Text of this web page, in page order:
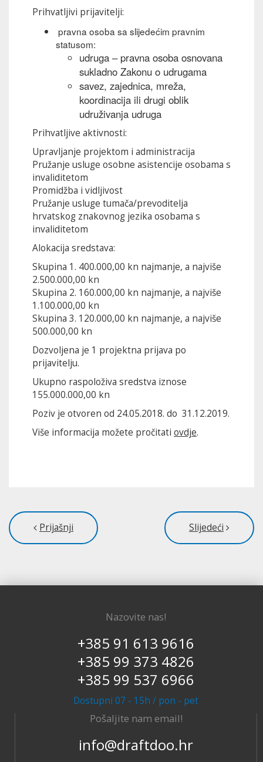
Prihvatljivi prijavitelji:
pravna osoba sa slijedećim pravnim
statusom:
udruga – pravna osoba osnovana
sukladno Zakonu o udrugama
savez, zajednica, mreža,
koordinacija ili drugi oblik
udruživanja udruga
Prihvatljive aktivnosti:
Upravljanje projektom i administracija
Pružanje usluge osobne asistencije osobama s
invaliditetom
Promidžba i vidljivost
Pružanje usluge tumača/prevoditelja
hrvatskog znakovnog jezika osobama s
invaliditetom
Alokacija sredstava:
Skupina 1. 400.000,00 kn najmanje, a najviše
2.500.000,00 kn
Skupina 2. 160.000,00 kn najmanje, a najviše
1.100.000,00 kn
Skupina 3. 120.000,00 kn najmanje, a najviše
500.000,00 kn
Dozvoljena je 1 projektna prijava po
prijavitelju.
Ukupno raspoloživa sredstva iznose
155.000.000,00 kn
Poziv je otvoren od 24.05.2018. do 31.12.2019.
Više informacija možete pročitati ovdje.
Prijašnji Slijedeći
Nazovite nas!
+385 91 613 9616
+385 99 373 4826
+385 99 537 6966
Dostupni 07 - 15h / pon - pet
Pošaljite nam email!
info@draftdoo.hr